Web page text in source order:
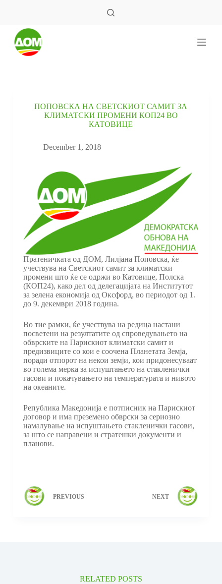
ПОПОВСКА НА СВЕТСКИОТ САМИТ ЗА
КЛИМАТСКИ ПРОМЕНИ КОП24 ВО
КАТОВИЦЕ
December 1, 2018
Пратеничката од ДОМ, Лилјана Поповска, ќе
учествува на Светскиот самит за климатски
промени што ќе се одржи во Катовице, Полска
(КОП24), како дел од делегацијата на Институтот
за зелена економија од Оксфорд, во периодот од 1.
до 9. декември 2018 година.
Во тие рамки, ќе учествува на редица настани
посветени на резултатите од спроведувањето на
обврските на Парискиот климатски самит и
предизвиците со кои е соочена Планетата Земја,
поради отпорот на некои земји, кои придонесуваат
во голема мерка за испуштањето на стакленички
гасови и покачувањето на температурата и нивото
на океаните.
Република Македонија е потписник на Парискиот
договор и има преземено обврски за сериозно
намалување на испуштањето стакленички гасови,
за што се направени и стратешки документи и
планови.
PREVIOUS NEXT
RELATED POSTS